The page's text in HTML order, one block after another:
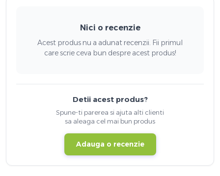
Nici o recenzie
Acest produs nu a adunat recenzii. Fii primul
care scrie ceva bun despre acest produs!
Detii acest produs?
Spune-ti parerea si ajuta alti clienti
sa aleaga cel mai bun produs
Adauga o recenzie